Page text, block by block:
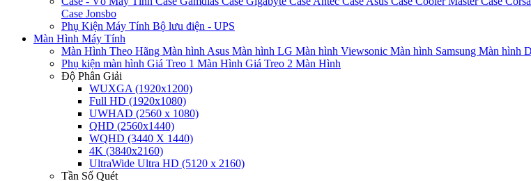
Case Jonsbo
Phụ Kiện Máy Tính Bộ lưu điện - UPS
Màn Hình Máy Tính
Màn Hình Theo Hãng Màn hình Asus Màn hình LG Màn hình Viewsonic Màn hình Samsung Màn hình
Phụ kiện màn hình Giá Treo 1 Màn Hình Giá Treo 2 Màn Hình
Độ Phân Giải
WUXGA (1920x1200)
Full HD (1920x1080)
UWHAD (2560 x 1080)
QHD (2560x1440)
WQHD (3440 X 1440)
4K (3840x2160)
UltraWide Ultra HD (5120 x 2160)
Tần Số Quét